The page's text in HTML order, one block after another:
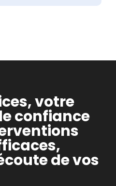
votre
confiance
de vos